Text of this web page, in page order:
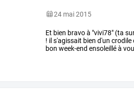
24 mai 2015
Et bien bravoà "vivi78" (ta
! ils'agissait bien d'un crodile
bon week-end ensoleilléà